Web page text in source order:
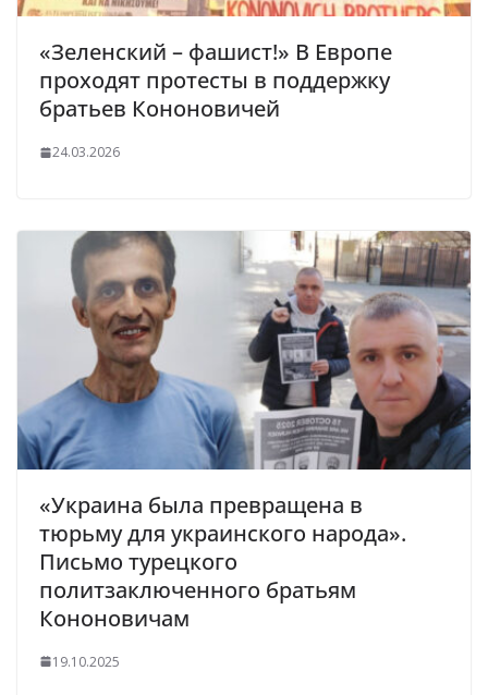
«Зеленский – фашист!» В Европе
проходят протесты в поддержку
братьев Кононовичей
24.03.2026
«Украина была превращена в
тюрьму для украинского народа».
Письмо турецкого
политзаключенного братьям
Кононовичам
19.10.2025